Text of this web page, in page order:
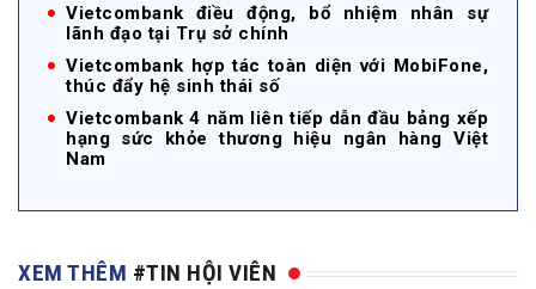
Vietcombank điều động, bổ nhiệm nhân sự
lãnh đạo tại Trụ sở chính
Vietcombank hợp tác toàn diện với MobiFone,
thúc đẩy hệ sinh thái số
Vietcombank 4 năm liên tiếp dẫn đầu bảng xếp
hạng sức khỏe thương hiệu ngân hàng Việt
Nam
XEM THÊM #TIN HỘI VIÊN